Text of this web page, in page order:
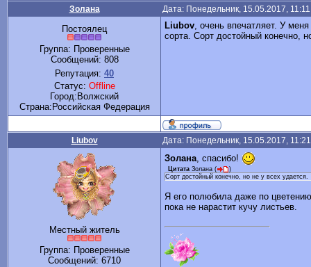
Золана Дата: Понедельник, 15.05.2017,
Постоялец
Группа: Проверенные
Сообщений: 808
Репутация: 40
Статус: Offline
Город:Волжский
Cтрана:Российская Федерация
Liubov, очень впечатляет. У
сорта. Сорт достойный конечно,
Liubov Дата: Понедельник, 15.05.2017,
Местный житель
Группа: Проверенные
Сообщений: 6710
Золана , спасибо!
Цитата Золана (
)
Сорт достойный конечно, но не у всех удается.
Я его полюбила даже по
пока не нарастит кучу листьев.